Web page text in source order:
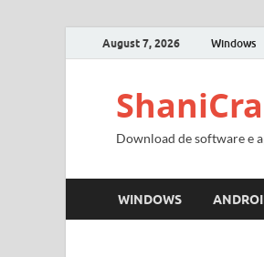
August 7, 2026 Windows
Download de software e
WINDOWS